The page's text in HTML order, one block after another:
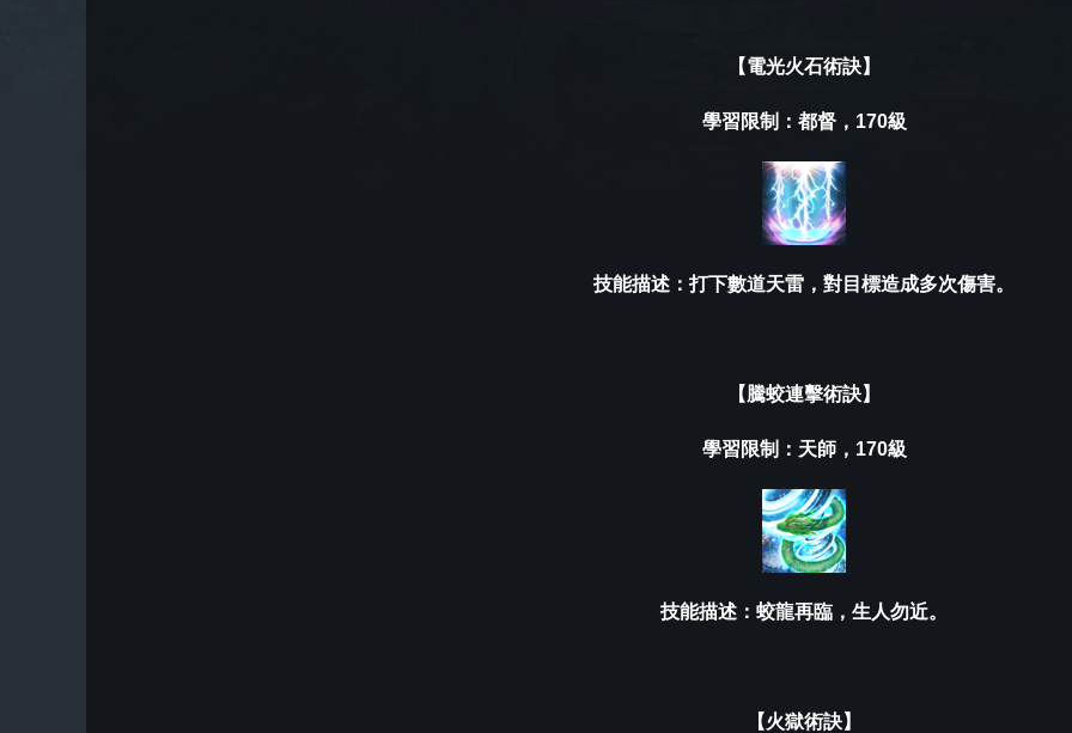
【電光火石術訣】
學習限制：都督，170級
技能描述：打下數道天雷，對目標造成多次傷害。
【騰蛟連擊術訣】
學習限制：天師，170級
技能描述：蛟龍再臨，生人勿近。
【火獄術訣】